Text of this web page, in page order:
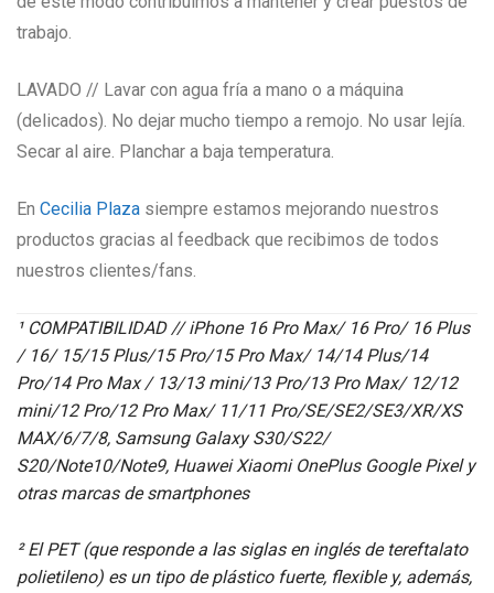
trabajo.
LAVADO // Lavar con agua fría a mano o a máquina
(delicados). No dejar mucho tiempo a remojo. No usar lejía.
Secar al aire. Planchar a baja temperatura.
En Cecilia Plaza siempre estamos mejorando nuestros
productos gracias al feedback que recibimos de todos
nuestros clientes/fans.
¹ COMPATIBILIDAD // iPhone 16 Pro Max/ 16 Pro/ 16 Plus
/ 16/ 15/15 Plus/15 Pro/15 Pro Max/ 14/14 Plus/14
Pro/14 Pro Max / 13/13 mini/13 Pro/13 Pro Max/ 12/12
mini/12 Pro/12 Pro Max/ 11/11 Pro/SE/SE2/SE3/XR/XS
MAX/6/7/8, Samsung Galaxy S30/S22/
S20/Note10/Note9, Huawei Xiaomi OnePlus Google Pixel y
otras marcas de smartphones
² El PET (que responde a las siglas en inglés de tereftalato
polietileno) es un tipo de plástico fuerte, flexible y, además,